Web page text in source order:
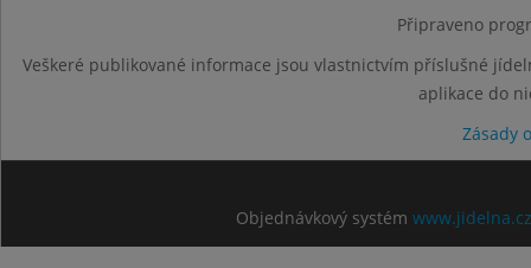
Připraveno
Veškeré publikované informace jsou vlastnictvím příslušné
aplikace do
Zásady
Objednávkový systém www.jidelna.cz